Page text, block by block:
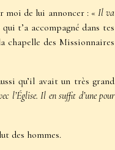
moi de lui annoncer : « Il va
t’a accompagné dans tes
chapelle des Missionnaires
qu’il avait un très grand
l’Église. Il en suffit d’une pour
des hommes.